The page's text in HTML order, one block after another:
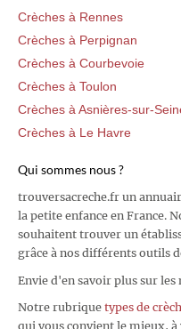
Crèches à Rennes
Crèches à Perpignan
Crèches à Courbevoie
Crèches à Toulon
Crèches à Asnières-sur-
Crèches à Le Havre
Qui sommes nous ?
trouversacreche.fr un
la petite enfance en France.
souhaitent trouver un
grâce à nos différents outils
Envie d'en savoir plus sur les
Notre rubrique types de
qui vous convient le mieux, à